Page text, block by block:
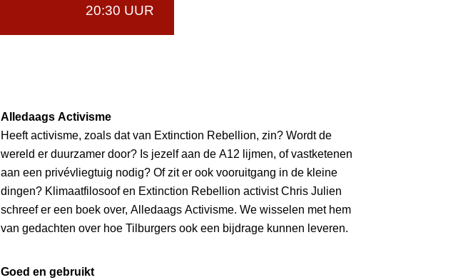
20:30 UUR
Alledaags Activisme
Heeft activisme, zoals dat van Extinction Rebellion, zin? Wordt de
wereld er duurzamer door? Is jezelf aan de A12 lijmen, of vastketenen
aan een privévliegtuig nodig? Of zit er ook vooruitgang in de kleine
dingen? Klimaatfilosoof en Extinction Rebellion activist Chris Julien
schreef er een boek over, Alledaags Activisme. We wisselen met hem
van gedachten over hoe Tilburgers ook een bijdrage kunnen leveren.
Goed en gebruikt